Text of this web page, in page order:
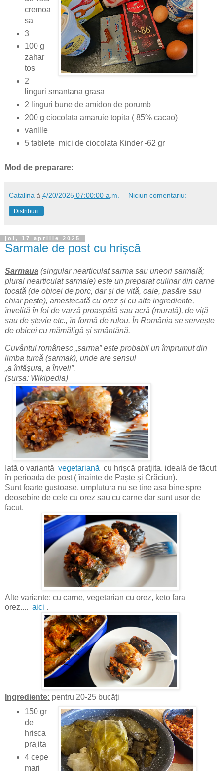
cremoa
sa
3
100 g
zahar
tos
2
linguri smantana grasa
2 linguri bune de amidon de porumb
200 g ciocolata amaruie topita ( 85% cacao)
vanilie
5 tablete mici de ciocolata Kinder -62 gr
Mod de preparare:
Catalina à 4/20/2025 07:00:00 a.m. Niciun comentariu:
Distribuiți
joi, 17 aprilie 2025
Sarmale de post cu hrișcă
Sarmaua (singular nearticulat sarma sau uneori sarmală;
plural nearticulat sarmale) este un preparat culinar din carne
tocată (de obicei de porc, dar și de vită, oaie, pasăre sau
chiar pește), amestecată cu orez și cu alte ingrediente,
învelită în foi de varză proaspătă sau acră (murată), de viță
sau de ștevie etc., în formă de rulou. În România se servește
de obicei cu mămăligă și smântână.
Cuvântul românesc „sarma” este probabil un împrumut din
limba turcă (sarmak), unde are sensul
„a înfășura, a înveli”.
(sursa: Wikipedia)
Iată o variantă vegetariană cu hrișcă pratjita, ideală de făcut
în perioada de post ( înainte de Paște și Crăciun).
Sunt foarte gustoase, umplutura nu se tine asa bine spre
deosebire de cele cu orez sau cu carne dar sunt usor de
facut.
Alte variante: cu carne, vegetarian cu orez, keto fara
orez.... aici .
Ingrediente: pentru 20-25 bucăți
150 gr
de
hrisca
prajita
4 cepe
mari